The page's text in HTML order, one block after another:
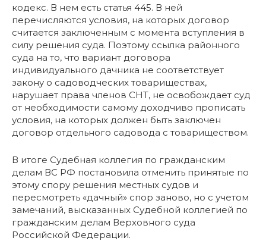
кодекс. В нем есть статья 445. В ней
перечисляются условия, на которых договор
считается заключенным с момента вступления в
силу решения суда. Поэтому ссылка районного
суда на то, что вариант договора
индивидуального дачника не соответствует
закону о садоводческих товариществах,
нарушает права членов СНТ, не освобождает суд
от необходимости самому доходчиво прописать
условия, на которых должен быть заключен
договор отдельного садовода с товариществом.
В итоге Судебная коллегия по гражданским
делам ВС РФ постановила отменить принятые по
этому спору решения местных судов и
пересмотреть «дачный» спор заново, но с учетом
замечаний, высказанных Судебной коллегией по
гражданским делам Верховного суда
Российской Федерации.